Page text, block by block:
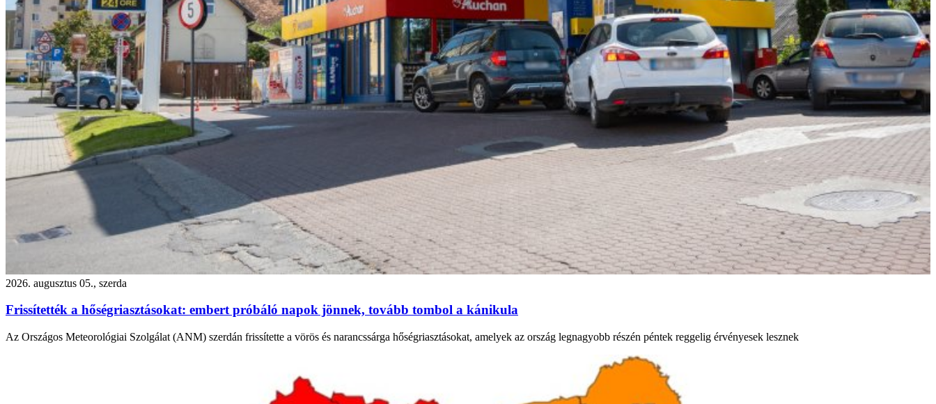
2026. augusztus 05., szerda
Frissítették a hőségriasztásokat: embert próbáló napok jönnek, tovább tombol a kánikula
Az Országos Meteorológiai Szolgálat (ANM) szerdán frissítette a vörös és narancssárga hőségriasztásokat, amelyek az ország legnagyobb részén péntek reggelig érvényesek lesznek